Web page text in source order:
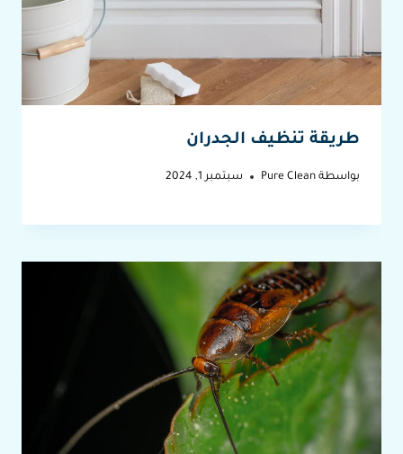
طريقة تنظيف الجدران
بواسطة Pure Clean سبتمبر 1, 2024